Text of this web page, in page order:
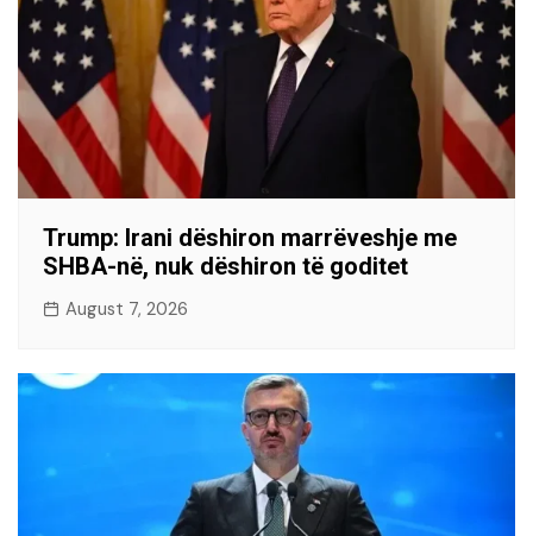
Trump: Irani dëshiron marrëveshje me
SHBA-në, nuk dëshiron të goditet
August 7, 2026